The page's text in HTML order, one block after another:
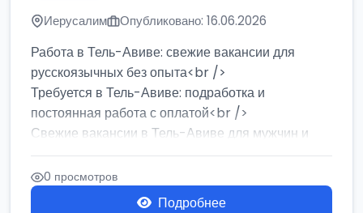
Иерусалим Опубликовано: 16.06.2026
Работа в Тель-Авиве: свежие вакансии для
русскоязычных без опыта<br />
Требуется в Тель-Авиве: подработка и
постоянная работа с оплатой<br />
Свежие вакансии в Тель-Авиве для мужчин и
женщин от хозя...
0 просмотров
Подробнее